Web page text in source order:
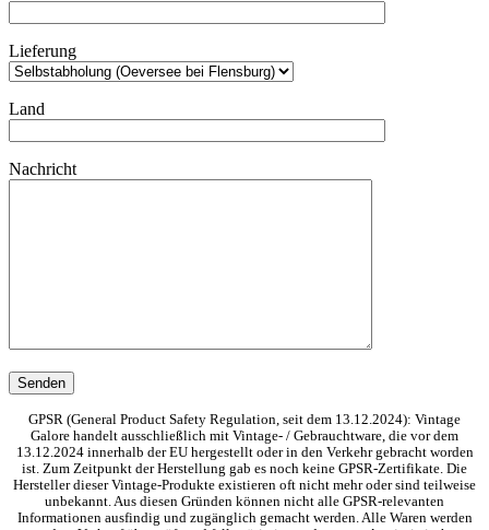
Lieferung
Land
Nachricht
GPSR (General Product Safety Regulation, seit dem 13.12.2024): Vintage
Galore handelt ausschließlich mit Vintage- / Gebrauchtware, die vor dem
13.12.2024 innerhalb der EU hergestellt oder in den Verkehr gebracht worden
ist. Zum Zeitpunkt der Herstellung gab es noch keine GPSR-Zertifikate. Die
Hersteller dieser Vintage-Produkte existieren oft nicht mehr oder sind teilweise
unbekannt. Aus diesen Gründen können nicht alle GPSR-relevanten
Informationen ausfindig und zugänglich gemacht werden. Alle Waren werden